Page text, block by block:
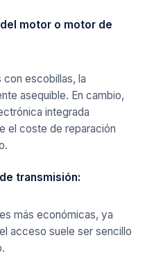
motor o motor de
con escobillas, la
asequible. En cambio,
integrada
el coste de reparación
transmisión:
más económicas, ya
acceso suele ser sencillo